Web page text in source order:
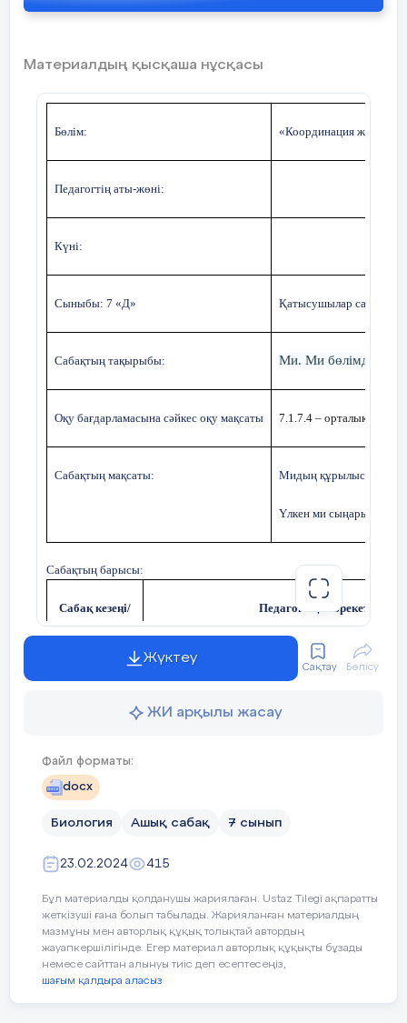
Материалдың қысқаша нұсқасы
Бөлім: «Координация және
Педагогтің аты-жөні:
Күні:
Сыныбы: 7 «Д» Қатысушылар саны:
Сабақтың тақырыбы: Ми. Ми
Оқу бағдарламасына сәйкес оқу мақсаты 7.1.7.4 – орталық жүйке
Сабақтың мақсаты: Мидың құрылысымен
Үлкен ми сыңары
Сабақтың барысы:
Сабақ кезеңі/
Уақыты
Педагогтің іс-әрекеті
І.Ұйымдастыру кезеңі:
а) Оқушылармен сәлемдесу, түгендеу.
Берілген
тұжырымдама
Дұрыс
Жүктеу
Сақтау Бөлісу
ЖИ арқылы жасау
Файл форматы:
docx
Биология Ашық сабақ 7 сынып
23.02.2024 415
Бұл материалды қолданушы жариялаған. Ustaz Tilegi ақпаратты
жеткізуші ғана болып табылады. Жарияланған материалдың
мазмұны мен авторлық құқық толықтай автордың
жауапкершілігінде. Егер материал авторлық құқықты бұзады
немесе сайттан алынуы тиіс деп есептесеңіз,
шағым қалдыра аласыз